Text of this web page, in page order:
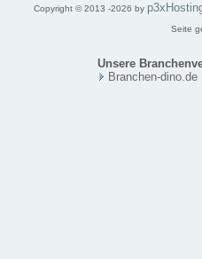
Copyright © 2013 -2026 by
Seite
Unsere
Branchen-dino.de